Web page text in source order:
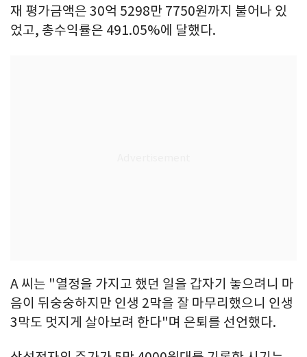
재 평가금액은 30억 5298만 7750원까지 불어나 있
었고, 총수익률은 491.05%에 달했다.
A 씨는 "열정을 가지고 했던 일을 갑자기 놓으려니 마
음이 뒤숭숭하지만 인생 2막을 잘 마무리했으니 인생
3막도 멋지게 살아보려 한다"며 은퇴를 선언했다.